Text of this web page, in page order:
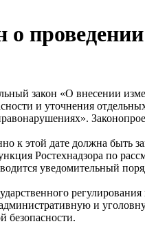
о
закон «О внесении
и уточнения
к этой дате должна быть
Ростехнадзора по
уведомительный
и
безопасности.